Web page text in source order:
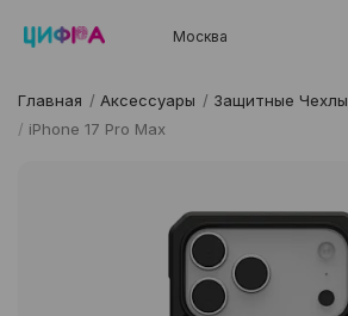
Москва
Главная / Аксессуары / Защитные Чехлы
/ iPhone 17 Pro Max